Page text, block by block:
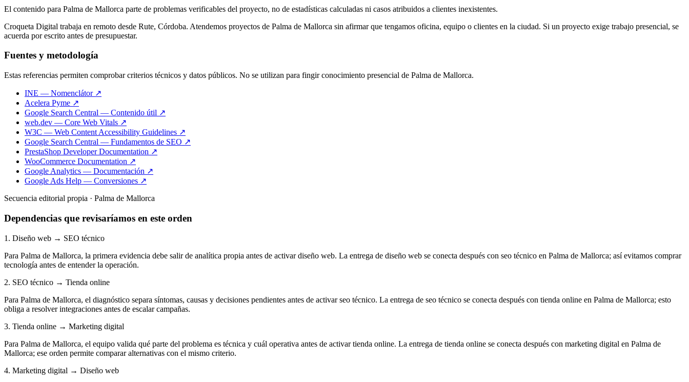
El contenido para Palma de Mallorca parte de problemas verificables del proyecto, no de estadísticas calculadas ni casos atribuidos a clientes inexistentes.
Croqueta Digital trabaja en remoto desde Rute, Córdoba. Atendemos proyectos de Palma de Mallorca sin afirmar que tengamos oficina, equipo o clientes en la ciudad. Si un proyecto exige trabajo presencial, se
acuerda por escrito antes de presupuestar.
Fuentes y metodología
Estas referencias permiten comprobar criterios técnicos y datos públicos. No se utilizan para fingir conocimiento presencial de Palma de Mallorca.
INE — Nomenclátor ↗
Acelera Pyme ↗
Google Search Central — Contenido útil ↗
web.dev — Core Web Vitals ↗
W3C — Web Content Accessibility Guidelines ↗
Google Search Central — Fundamentos de SEO ↗
PrestaShop Developer Documentation ↗
WooCommerce Documentation ↗
Google Analytics — Documentación ↗
Google Ads Help — Conversiones ↗
Secuencia editorial propia · Palma de Mallorca
Dependencias que revisaríamos en este orden
1. Diseño web → SEO técnico
Para Palma de Mallorca, la primera evidencia debe salir de analítica propia antes de activar diseño web. La entrega de diseño web se conecta después con seo técnico en Palma de Mallorca; así evitamos comprar
tecnología antes de entender la operación.
2. SEO técnico → Tienda online
Para Palma de Mallorca, el diagnóstico separa síntomas, causas y decisiones pendientes antes de activar seo técnico. La entrega de seo técnico se conecta después con tienda online en Palma de Mallorca; esto
obliga a resolver integraciones antes de escalar campañas.
3. Tienda online → Marketing digital
Para Palma de Mallorca, el equipo valida qué parte del problema es técnica y cuál operativa antes de activar tienda online. La entrega de tienda online se conecta después con marketing digital en Palma de
Mallorca; ese orden permite comparar alternativas con el mismo criterio.
4. Marketing digital → Diseño web